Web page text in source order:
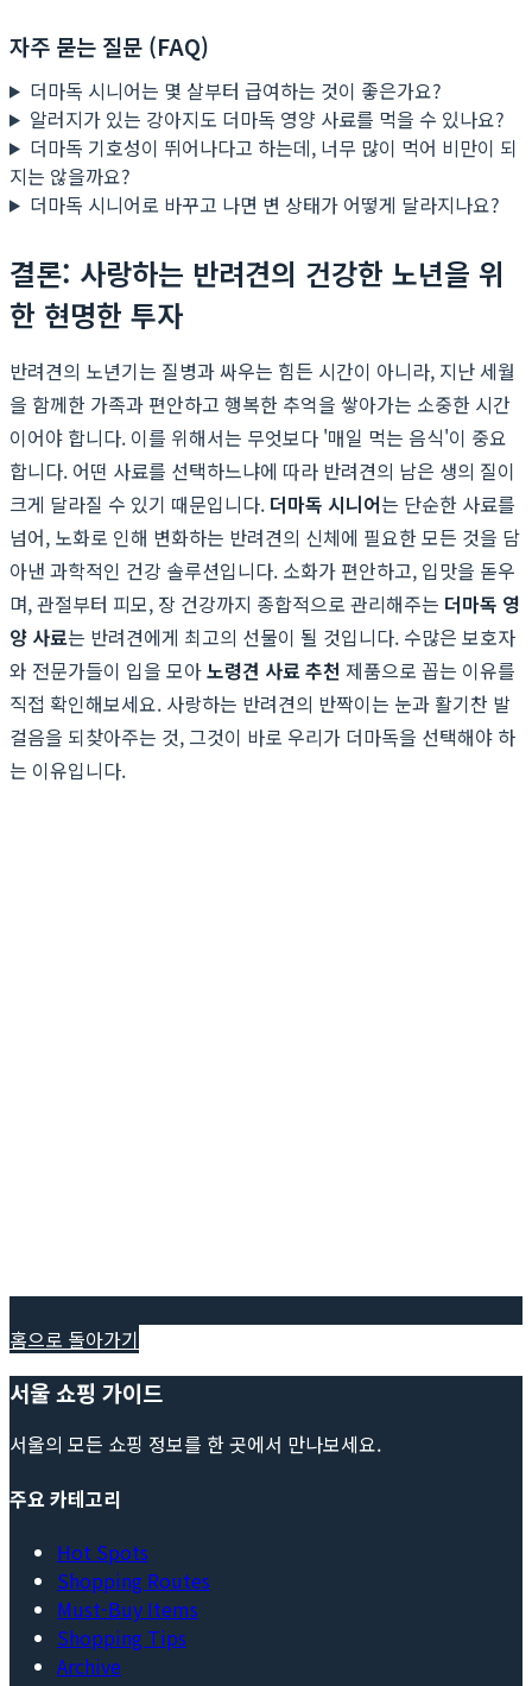
자주 묻는 질문 (FAQ)
더마독 시니어는 몇 살부터 급여하는 것이 좋은가요?
알러지가 있는 강아지도 더마독 영양 사료를 먹을 수 있나요?
더마독 기호성이 뛰어나다고 하는데, 너무 많이 먹어 비만이 되
지는 않을까요?
더마독 시니어로 바꾸고 나면 변 상태가 어떻게 달라지나요?
결론: 사랑하는 반려견의 건강한 노년을 위
한 현명한 투자
반려견의 노년기는 질병과 싸우는 힘든 시간이 아니라, 지난 세월
을 함께한 가족과 편안하고 행복한 추억을 쌓아가는 소중한 시간
이어야 합니다. 이를 위해서는 무엇보다 '매일 먹는 음식'이 중요
합니다. 어떤 사료를 선택하느냐에 따라 반려견의 남은 생의 질이
크게 달라질 수 있기 때문입니다. 더마독 시니어는 단순한 사료를
넘어, 노화로 인해 변화하는 반려견의 신체에 필요한 모든 것을 담
아낸 과학적인 건강 솔루션입니다. 소화가 편안하고, 입맛을 돋우
며, 관절부터 피모, 장 건강까지 종합적으로 관리해주는 더마독 영
양 사료는 반려견에게 최고의 선물이 될 것입니다. 수많은 보호자
와 전문가들이 입을 모아노령견 사료 추천 제품으로 꼽는 이유를
직접 확인해보세요. 사랑하는 반려견의 반짝이는 눈과 활기찬 발
걸음을 되찾아주는 것, 그것이 바로 우리가 더마독을 선택해야 하
는 이유입니다.
홈으로 돌아가기
서울 쇼핑 가이드
서울의 모든 쇼핑 정보를 한 곳에서 만나보세요.
주요 카테고리
Hot Spots
Shopping Routes
Must-Buy Items
Shopping Tips
Archive